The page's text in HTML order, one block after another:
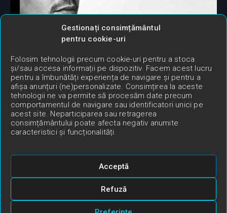
Gestionați consimțământul
pentru cookie-uri
Folosim tehnologii precum cookie-uri pentru a stoca
și/sau accesa informații pe dispozitiv. Facem acest lucru
pentru a îmbunătăți experiența de navigare și pentru a
afișa anunțuri (ne)personalizate. Consimțirea la aceste
tehnologii ne va permite să procesăm date precum
comportamentul de navigare sau identificatori unici pe
acest site. Neparticiparea sau retragerea
consimțământului poate afecta negativ anumite
caracteristici și funcționalități.
Acceptă
Refuză
Sambata ora 20:00